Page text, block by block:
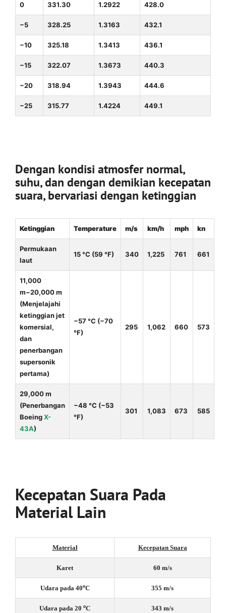
0 331.30 1.2922 428.0
−5 328.25 1.3163 432.1
−10 325.18 1.3413 436.1
−15 322.07 1.3673 440.3
−20 318.94 1.3943 444.6
−25 315.77 1.4224 449.1
Dengan kondisi atmosfer normal,
suhu, dan dengan demikian kecepatan
suara, bervariasi dengan ketinggian
Ketinggian Temperature m/s km/h mph kn
Permukaan
laut
15 °C (59 °F) 340 1,225 761 661
11,000
m−20,000 m
(Menjelajahi
ketinggian jet
komersial,
dan
penerbangan
supersonik
pertama)
−57 °C (−70
°F)
295 1,062 660 573
29,000 m
(Penerbangan
BoeingX-
43A)
−48 °C (−53
°F)
301 1,083 673 585
Kecepatan Suara Pada
Material Lain
Material Kecepatan Suara
Karet 60 m/s
Udara pada 40oC 355 m/s
Udara pada 20 oC 343 m/s